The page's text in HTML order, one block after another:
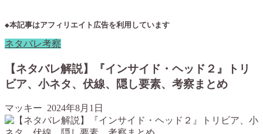
◆本記事はアフィリエイト広告を利用しています
ネタバレ考察
【ネタバレ解説】『インサイド・ヘッド２』トリ
ビア、小ネタ、伏線、隠し要素、考察まとめ
マッキー 2024年8月1日